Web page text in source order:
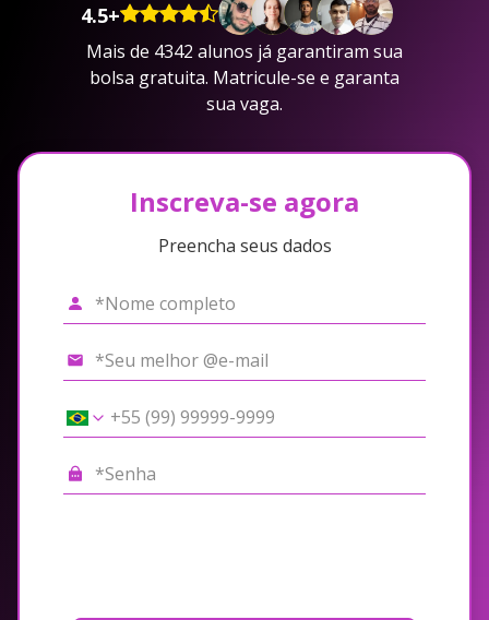
4.5+
Mais de 4342 alunos já garantiram sua
bolsa gratuita. Matricule-se e garanta
sua vaga.
Inscreva-se agora
Preencha seus dados